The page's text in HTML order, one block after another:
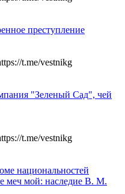
преступление
t.me/vestnikg
"Зеленый Сад", чей
t.me/vestnikg
национальностей
меч мой: наследие В. М.